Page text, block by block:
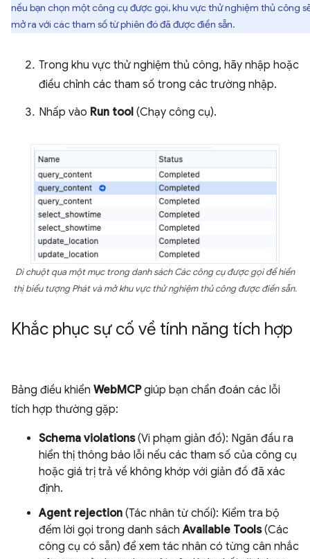
nếu bạn chọn một công cụ được gọi, khu vực thử nghiệm thủ công
mở ra với các tham số từ phiên đó đã được điền sẵn.
Trong khu vực thử nghiệm thủ công, hãy nhập hoặc
điều chỉnh các tham số trong các trường nhập.
Nhấp vào Run tool (Chạy công cụ).
Di chuột qua một mục trong danh sách Các công cụ được gọi để hiển
thị biểu tượng Phát và mở khu vực thử nghiệm thủ công được điền sẵn.
Khắc phục sự cố về tính năng tích hợp
Bảng điều khiển WebMCPgiúp bạn chẩn đoán các lỗi
tích hợp thường gặp:
Schema violations(Vi phạm giản đồ): Ngăn đầu ra
hiển thị thông báo lỗi nếu các tham số của công cụ
hoặc giá trị trả về không khớp với giản đồ đã xác
định.
Agent rejection (Tác nhân từ chối): Kiểm tra bộ
đếm lời gọi trong danh sáchAvailable Tools(Các
công cụ có sẵn) để xem tác nhân có từng cân nhắc